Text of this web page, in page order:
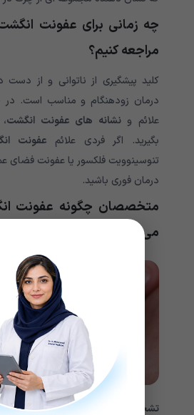
چه زمانی برای عفونت
مراجعه کنیم؟
کلید پیشگیری از ناتوانی و از دست
درمان زودهنگام و مناسب است.
علائم ونشانه های عفونت انگشت
بگیرید. اگر فردی علائم عفونت
تنوسینوویت فلکسور یا عفونت فضای
درمان فوری باشید.
متخصصان چگونه عفونت
می دهند؟
تشخیص عفونت انگشتبا شرح حال و